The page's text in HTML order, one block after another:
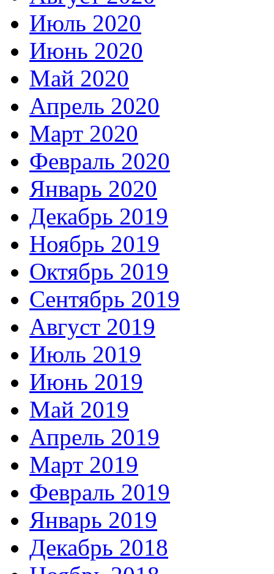
Июль 2020
Июнь 2020
Май 2020
Апрель 2020
Март 2020
Февраль 2020
Январь 2020
Декабрь 2019
Ноябрь 2019
Октябрь 2019
Сентябрь 2019
Август 2019
Июль 2019
Июнь 2019
Май 2019
Апрель 2019
Март 2019
Февраль 2019
Январь 2019
Декабрь 2018